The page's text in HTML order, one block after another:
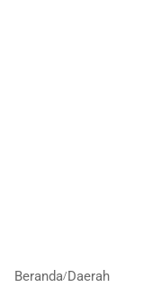
Beranda/Daerah